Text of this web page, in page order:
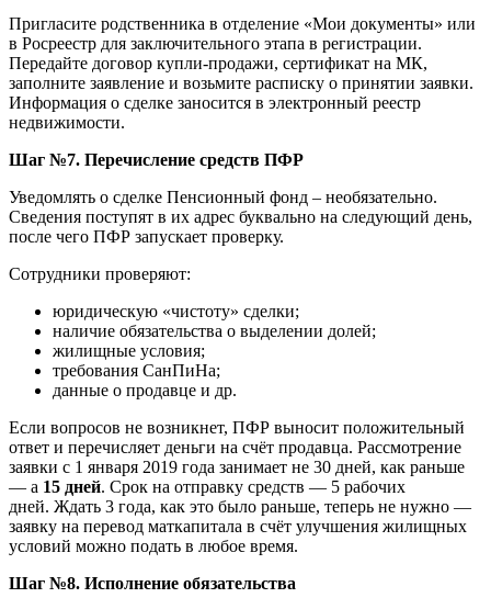
Пригласите родственника в отделение «Мои документы» или
в Росреестр для заключительного этапа в регистрации.
Передайте договор купли-продажи, сертификат на МК,
заполните заявление и возьмите расписку о принятии заявки.
Информация о сделке заносится в электронный реестр
недвижимости.
Шаг №7. Перечисление средств ПФР
Уведомлять о сделке Пенсионный фонд – необязательно.
Сведения поступят в их адрес буквально на следующий день,
после чего ПФР запускает проверку.
Сотрудники проверяют:
юридическую «чистоту» сделки;
наличие обязательства о выделении долей;
жилищные условия;
требования СанПиНа;
данные о продавце и др.
Если вопросов не возникнет, ПФР выносит положительный
ответ и перечисляет деньги на счёт продавца. Рассмотрение
заявки с 1 января 2019 года занимает не 30 дней, как раньше
— а 15 дней. Срок на отправку средств — 5 рабочих
дней. Ждать 3 года, как это было раньше, теперь не нужно —
заявку на перевод маткапитала в счёт улучшения жилищных
условий можно подать в любое время.
Шаг №8. Исполнение обязательства